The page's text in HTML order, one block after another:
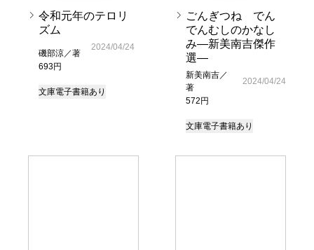
令和元年のテロリ
ズム
磯部涼／著
693円
2024/04/24
文庫電子書籍あり
ごんぎつね でん
でんむしのかなし
み―新美南吉傑作
選―
新美南吉／
著
572円
2024/04/24
文庫電子書籍あり